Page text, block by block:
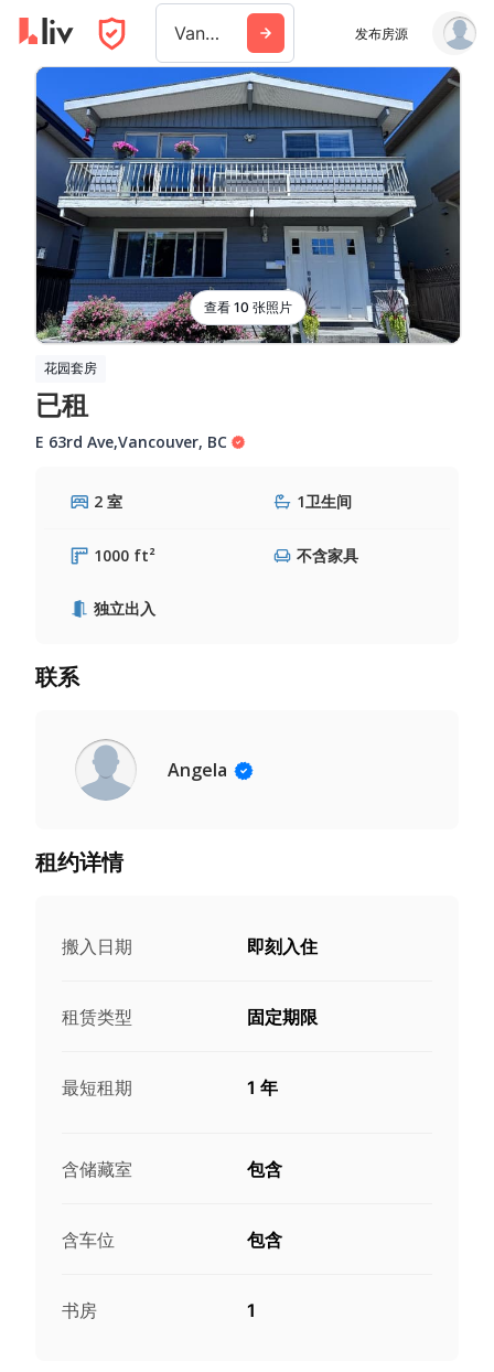
Vancouver 发布房源
查看 10 张照片
花园套房
已租
E 63rd Ave,Vancouver, BC
2 室 1卫生间
1000 ft² 不含家具
独立出入
联系
Angela
租约详情
搬入日期 即刻入住
租赁类型 固定期限
最短租期 1 年
含储藏室 包含
含车位 包含
书房 1